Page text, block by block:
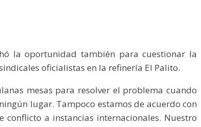
la oportunidad también para cuestionar la
oficialistas en la refinería El Palito.
mesas para resolver el problema cuando
lugar. Tampoco estamos de acuerdo con
a instancias internacionales. Nuestro